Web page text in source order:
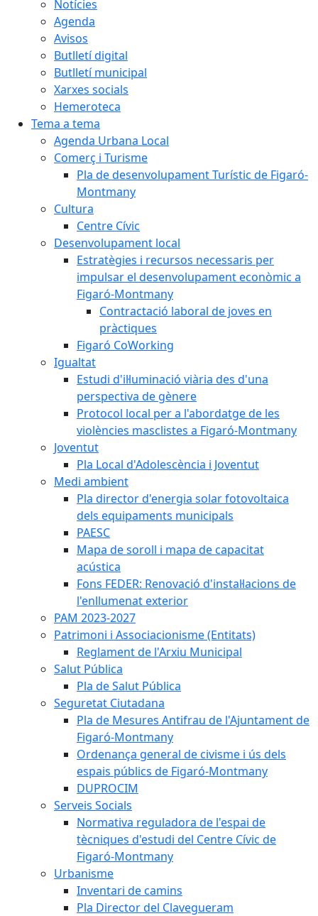
Notícies
Agenda
Avisos
Butlletí digital
Butlletí municipal
Xarxes socials
Hemeroteca
Tema a tema
Agenda Urbana Local
Comerç i Turisme
Pla de desenvolupament Turístic de Figaró-
Montmany
Cultura
Centre Cívic
Desenvolupament local
Estratègies i recursos necessaris per
impulsar el desenvolupament econòmic a
Figaró-Montmany
Contractació laboral de joves en
pràctiques
Figaró CoWorking
Igualtat
Estudi d'il·luminació viària des d'una
perspectiva de gènere
Protocol local per a l'abordatge de les
violències masclistes a Figaró-Montmany
Joventut
Pla Local d'Adolescència i Joventut
Medi ambient
Pla director d'energia solar fotovoltaica
dels equipaments municipals
PAESC
Mapa de soroll i mapa de capacitat
acústica
Fons FEDER: Renovació d'instal·lacions de
l'enllumenat exterior
PAM 2023-2027
Patrimoni i Associacionisme (Entitats)
Reglament de l'Arxiu Municipal
Salut Pública
Pla de Salut Pública
Seguretat Ciutadana
Pla de Mesures Antifrau de l'Ajuntament de
Figaró-Montmany
Ordenança general de civisme i ús dels
espais públics de Figaró-Montmany
DUPROCIM
Serveis Socials
Normativa reguladora de l'espai de
tècniques d'estudi del Centre Cívic de
Figaró-Montmany
Urbanisme
Inventari de camins
Pla Director del Clavegueram